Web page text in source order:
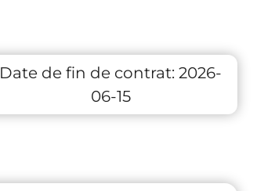
Date de fin de contrat: 2026-
06-15